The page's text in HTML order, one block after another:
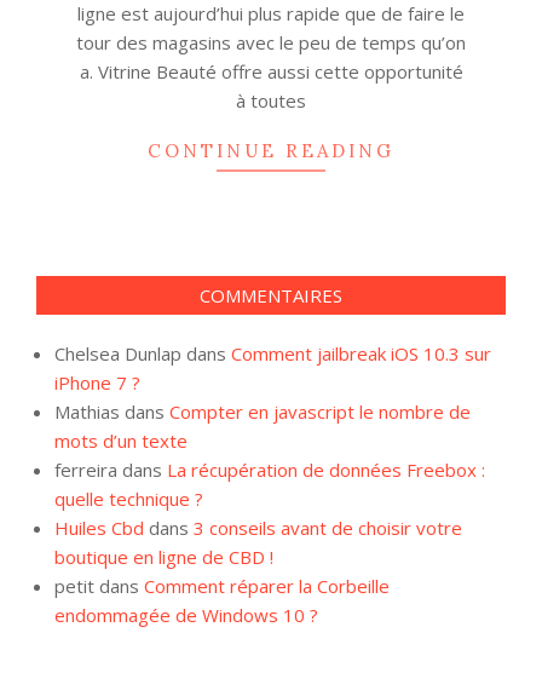
ligne est aujourd’hui plus rapide que de faire le
tour des magasins avec le peu de temps qu’on
a. Vitrine Beauté offre aussi cette opportunité
à toutes
CONTINUE READING
COMMENTAIRES
Chelsea Dunlap dans Comment jailbreak iOS 10.3 sur
iPhone 7 ?
Mathias dans Compter en javascript le nombre de
mots d’un texte
ferreira dans La récupération de données Freebox :
quelle technique ?
Huiles Cbd dans 3 conseils avant de choisir votre
boutique en ligne de CBD !
petit dans Comment réparer la Corbeille
endommagée de Windows 10 ?